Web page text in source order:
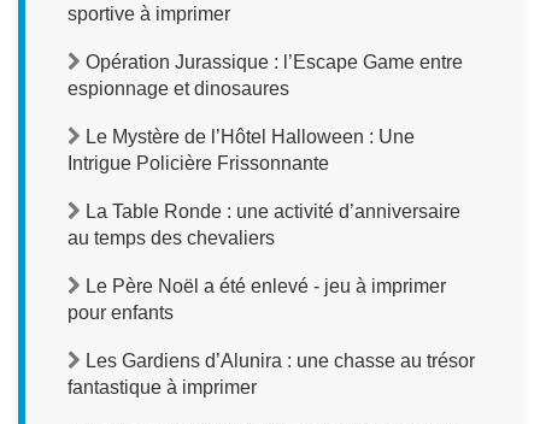
sportive à imprimer
Opération Jurassique : l’Escape Game entre
espionnage et dinosaures
Le Mystère de l’Hôtel Halloween : Une
Intrigue Policière Frissonnante
La Table Ronde : une activité d’anniversaire
au temps des chevaliers
Le Père Noël a été enlevé - jeu à imprimer
pour enfants
Les Gardiens d’Alunira : une chasse au trésor
fantastique à imprimer